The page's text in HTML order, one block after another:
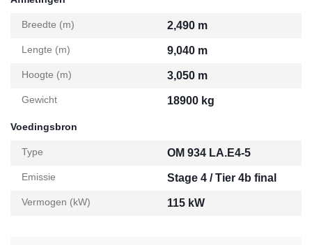
Breedte (m) 2,490 m
Lengte (m) 9,040 m
Hoogte (m) 3,050 m
Gewicht 18900 kg
Voedingsbron
Type OM 934 LA.E4-5
Emissie Stage 4 / Tier 4b final
Vermogen (kW) 115 kW